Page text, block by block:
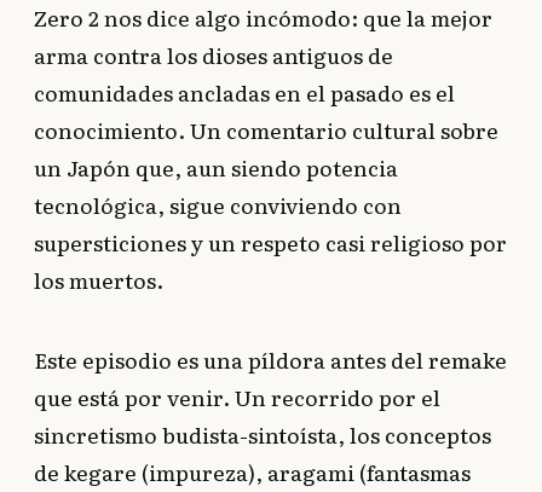
Zero 2 nos dice algo incómodo: que la mejor
arma contra los dioses antiguos de
comunidades ancladas en el pasado es el
conocimiento. Un comentario cultural sobre
un Japón que, aun siendo potencia
tecnológica, sigue conviviendo con
supersticiones y un respeto casi religioso por
los muertos.
Este episodio es una píldora antes del remake
que está por venir. Un recorrido por el
sincretismo budista-sintoísta, los conceptos
de kegare (impureza), aragami (fantasmas